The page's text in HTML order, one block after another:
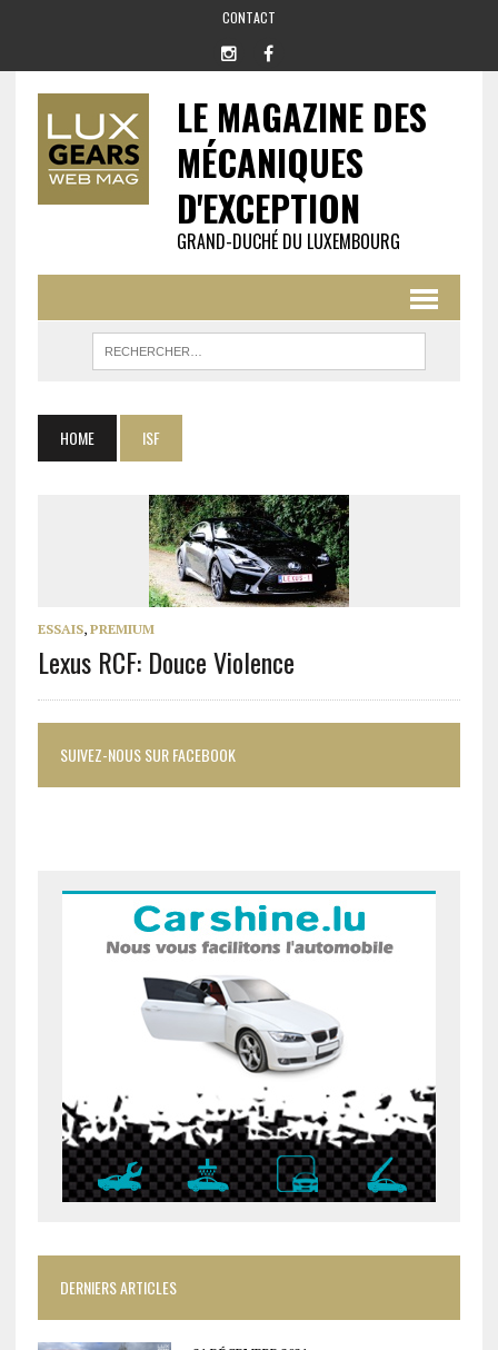
CONTACT
LE MAGAZINE DES
MÉCANIQUES
D'EXCEPTION
GRAND-DUCHÉ DU LUXEMBOURG
HOME ISF
ESSAIS, PREMIUM
Lexus RCF: Douce Violence
SUIVEZ-NOUS SUR FACEBOOK
DERNIERS ARTICLES